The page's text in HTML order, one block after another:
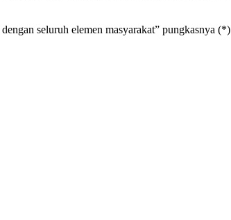
seluruh elemen masyarakat” pungkasnya (*)